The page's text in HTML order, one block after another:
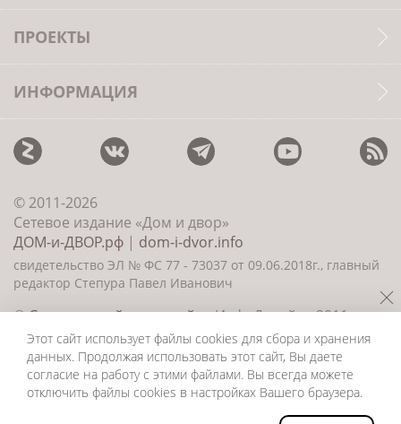
ПРОЕКТЫ
ИНФОРМАЦИЯ
© 2011-2026
Сетевое издание «Дом и двор»
ДОМ-и-ДВОР.рф | dom-i-dvor.info
свидетельство ЭЛ № ФС 77 - 73037 от 09.06.2018г., главный
редактор Степура Павел Иванович
©Создание сайта и дизайн«ИнфоДизайн» 2011—
2026
Этот сайт использует файлы cookies для сбора и хранения
данных. Продолжая использовать этот сайт, Вы даете
согласие на работу с этими файлами. Вы всегда можете
отключить файлы cookies в настройках Вашего браузера.